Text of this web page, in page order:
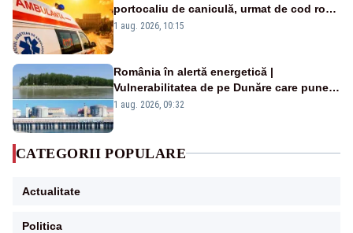
portocaliu de caniculă, urmat de cod roșu
duminică. Temperaturile urcă spre 40°C
1 aug. 2026, 10:15
România în alertă energetică |
Vulnerabilitatea de pe Dunăre care pune
în pericol Centrala Cernavodă era
1 aug. 2026, 09:32
CATEGORII POPULARE
Actualitate
Politica